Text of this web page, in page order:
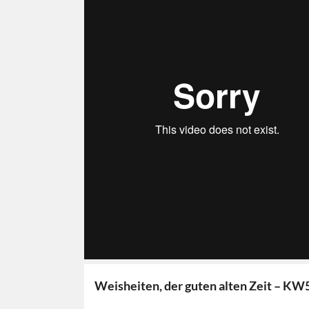
Weisheiten, der guten alten Zeit –